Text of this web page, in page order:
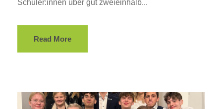
Schüler:innen über gut zweieinhalb...
Read More